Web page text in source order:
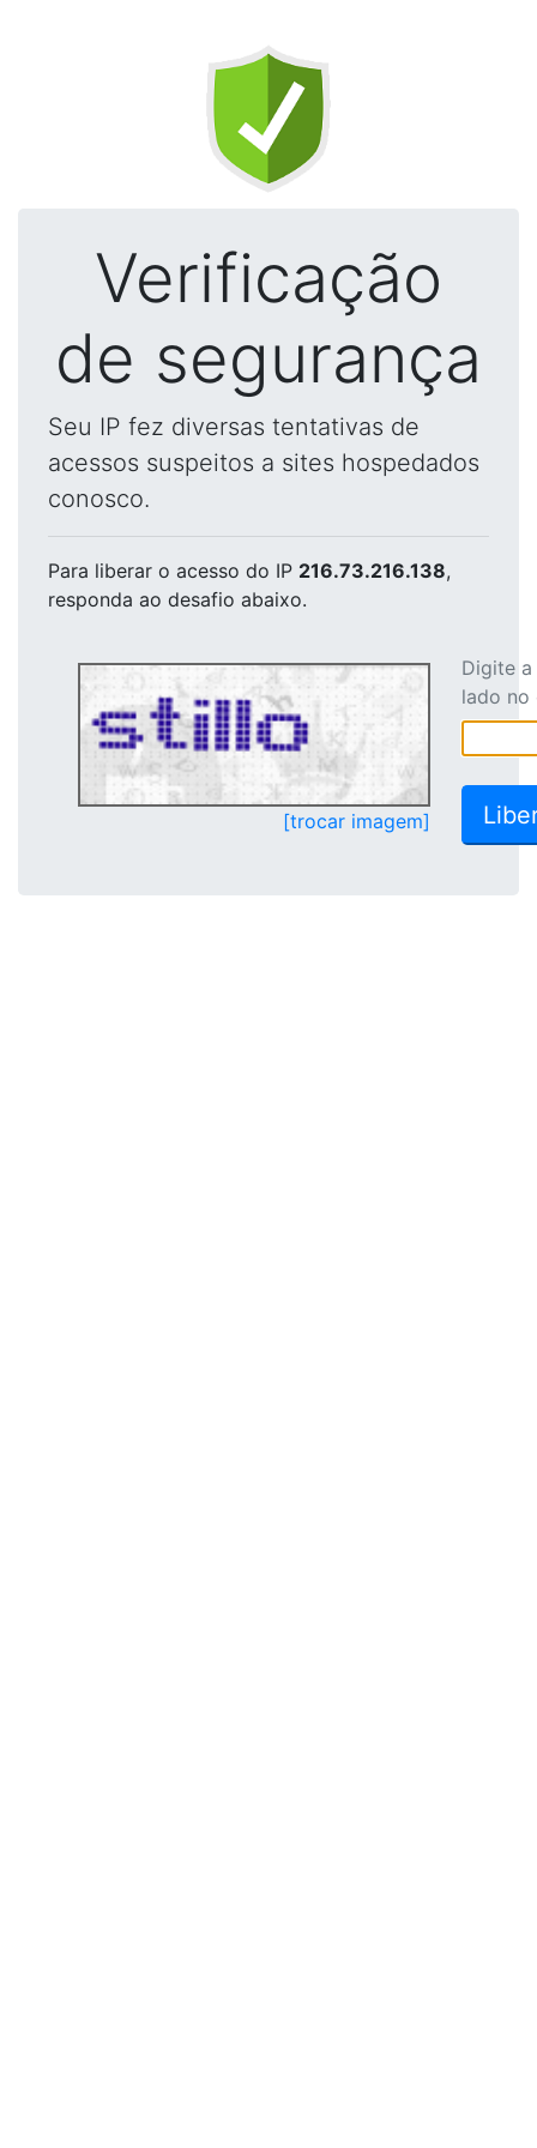
Verificação
de segurança
Seu IP fez diversas tentativas de
acessos suspeitos a sites hospedados
conosco.
Para liberar o acesso do IP 216.73.216.138,
responda ao desafio abaixo.
[trocar imagem]
Digite
lado no